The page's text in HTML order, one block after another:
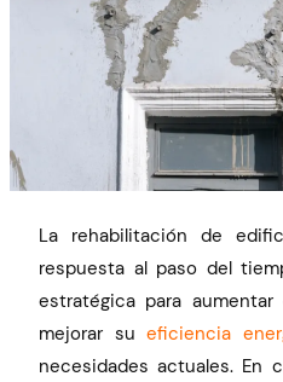
La rehabilitación de
respuesta al paso del
estratégica para
mejorar sueficiencia
necesidades actuales. En